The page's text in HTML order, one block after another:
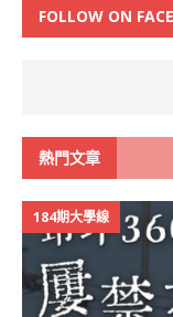
FOLLOW ON
熱門文章
184期大學線